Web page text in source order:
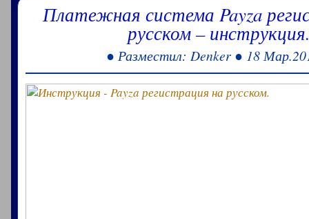
Платежная система Payza
русском –
● Разместил: Denker ● 18